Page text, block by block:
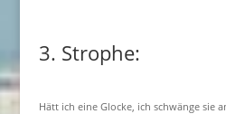
3. Strophe:
Hätt ich eine Glocke, ich schwänge sie